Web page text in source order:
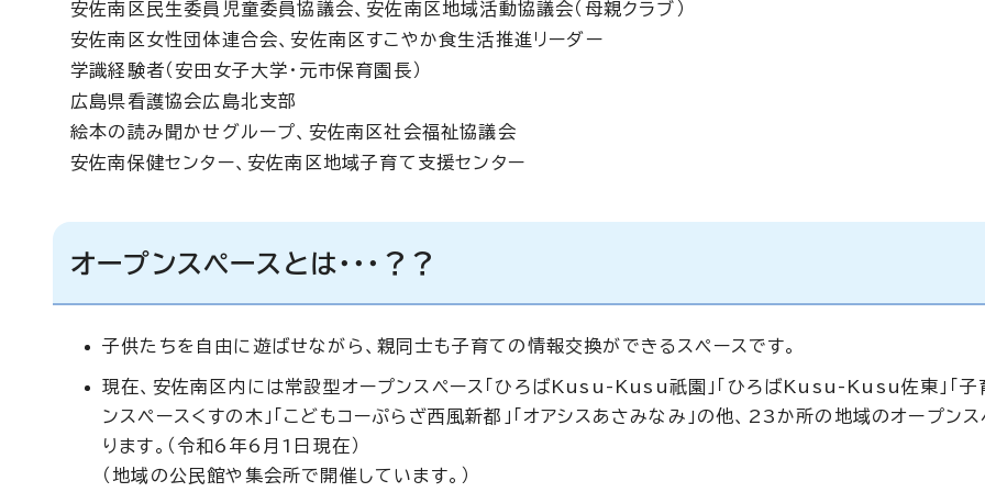
安佐南区民生委員児童委員協議会、安佐南区地域活動協議会（母親クラブ）
安佐南区女性団体連合会、安佐南区すこやか食生活推進リーダー
学識経験者（安田女子大学・元市保育園長）
広島県看護協会広島北支部
絵本の読み聞かせグループ、安佐南区社会福祉協議会
安佐南保健センター、安佐南区地域子育て支援センター
オープンスペースとは・・・？？
子供たちを自由に遊ばせながら、親同士も子育ての情報交換ができるスペースです。
現在、安佐南区内には常設型オープンスペース「ひろばKusu-Kusu祇園」「ひろばKusu-Kusu佐東」「子
ンスペースくすの木」「こどもコーぷらざ西風新都」「オアシスあさみなみ」の他、23か所の地域のオープン
ります。（令和6年6月1日現在）
（地域の公民館や集会所で開催しています。）